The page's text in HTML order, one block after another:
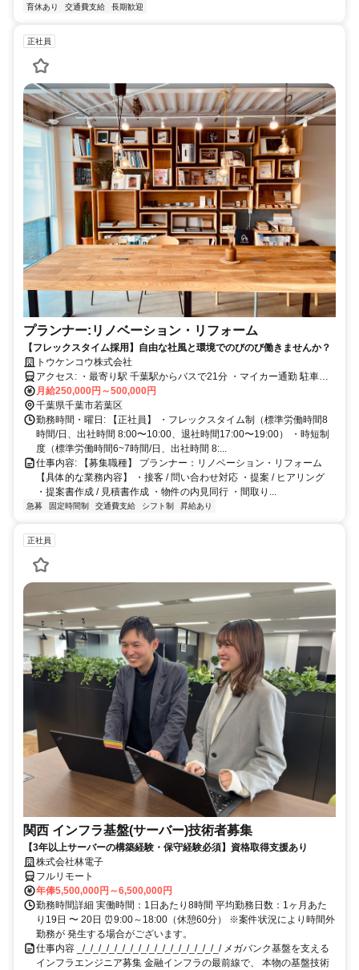
育休あり 交通費支給 長期歓迎
正社員
プランナー:リノベーション・リフォーム
【フレックスタイム採用】自由な社風と環境でのびのび働きませんか？
トウケンコウ株式会社
アクセス: ・最寄り駅 千葉駅からバスで21分 ・マイカー通勤 駐車場
完備、ガソリン代支給
月給250,000円～500,000円
千葉県千葉市若葉区
勤務時間・曜日: 【正社員】 ・フレックスタイム制（標準労働時間8
時間/日、出社時間 8:00〜10:00、退社時間17:00〜19:00） ・時短制
度（標準労働時間6~7時間/日、出社時間 8:...
仕事内容: 【募集職種】 プランナー：リノベーション・リフォーム
【具体的な業務内容】 ・接客 / 問い合わせ対応 ・提案 / ヒアリング
・提案書作成 / 見積書作成 ・物件の内見同行 ・間取り...
急募 固定時間制 交通費支給 シフト制 昇給あり
正社員
関西 インフラ基盤(サーバー)技術者募集
【3年以上サーバーの構築経験・保守経験必須】資格取得支援あり
株式会社林電子
フルリモート
年俸5,500,000円～6,500,000円
勤務時間詳細 実働時間：1日あたり8時間 平均勤務日数：1ヶ月あた
り19日 〜 20日 ⏰9:00～18:00（休憩60分） ※案件状況により時間外
勤務が 発生する場合がございます。
仕事内容 _/_/_/_/_/_/_/_/_/_/_/_/_/_/_/_/_/_/ メガバンク基盤を支える
インフラエンジニア募集 金融インフラの最前線で、 本物の基盤技術